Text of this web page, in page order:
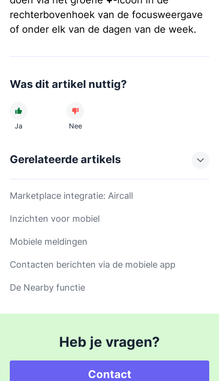
rechterbovenhoek van de focusweergave
of onder elk van de dagen van de week.
Was dit artikel nuttig?
Ja Nee
Gerelateerde artikels
Marketplace integratie: Aircall
Inzichten voor mobiel
Mobiele meldingen
Contacten berichten via de mobiele app
De Nearby functie
Heb je vragen?
Contact